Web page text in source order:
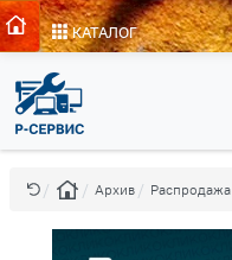
КАТАЛОГ
Архив Распродажа